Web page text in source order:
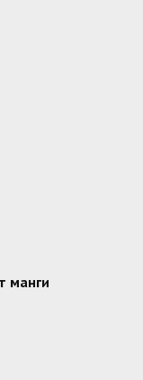
манги